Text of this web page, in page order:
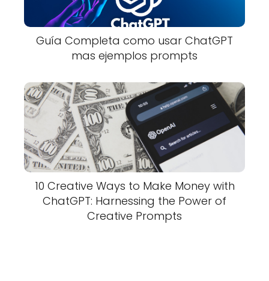
Guía Completa como usar ChatGPT
mas ejemplos prompts
10 Creative Ways to Make Money with
ChatGPT: Harnessing the Power of
Creative Prompts